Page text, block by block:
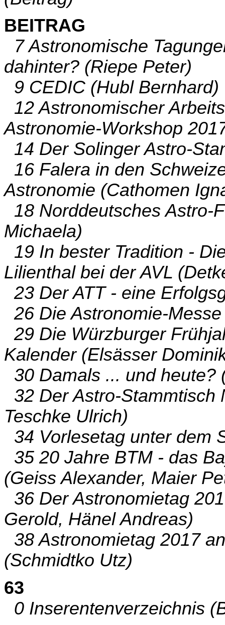
BEITRAG
7 Astronomische
dahinter? (Riepe Peter)
9 CEDIC (Hubl Bernhard)
12 Astronomischer
Astronomie-Workshop
14 Der Solinger Astro-
16 Falera in den
Astronomie (Cathomen
18 Norddeutsches Astro-
Michaela)
19 In bester Tradition -
Lilienthal bei der AVL
23 Der ATT - eine
26 Die Astronomie-
29 Die Würzburger
Kalender (Elsässer
30 Damals ... und heute?
32 Der Astro-Stammtisch
Teschke Ulrich)
34 Vorlesetag unter dem
35 20 Jahre BTM - das
(Geiss Alexander, Maier
36 Der Astronomietag
Gerold, Hänel Andreas)
38 Astronomietag 2017
(Schmidtko Utz)
63
0 Inserentenverzeichnis